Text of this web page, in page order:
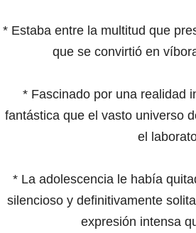
* Estaba entre la multitud que
que se convirtió en
* Fascinado por una realidad
fantástica que el vasto universo
el
* La adolescencia le había
silencioso y definitivamente
expresión intensa